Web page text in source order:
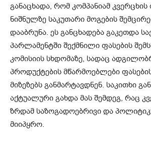
განაცხადა, რომ კომპანიამ
ნიშნულზე საკუთარი მოგების
დააბრუნა. ეს განცხადება გაკეთდა
პარლამენტში შექმნილი ფასების
კომისიის სხდომაზე, სადაც
პროდუქტების მწარმოებლები
მიზეზებს განმარტავდნენ. საკითხი
აქტუალური გახდა მას შემდეგ, რაც
ზრდამ საზოგადოებრივი და
მიიპყრო.